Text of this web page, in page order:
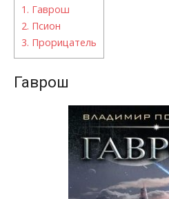
1. Гаврош
2. Псион
3. Прорицатель
Гаврош